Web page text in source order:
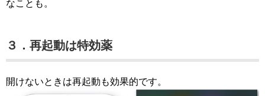
なことも。
３．再起動は特効薬
開けないときは再起動も効果的です。